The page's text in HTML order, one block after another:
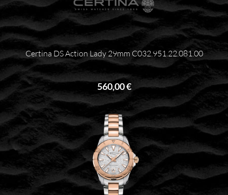
Certina DS Action Lady 29mm C032.951.22.081.00
560,00 €